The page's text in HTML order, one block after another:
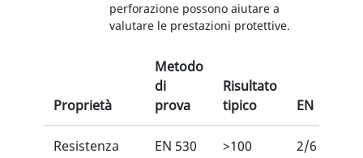
perforazione possono aiutare a
valutare le prestazioni protettive.
Proprietà
Metodo
di
prova
Risultato
tipico
EN
Resistenza
EN 530
>100
2/6